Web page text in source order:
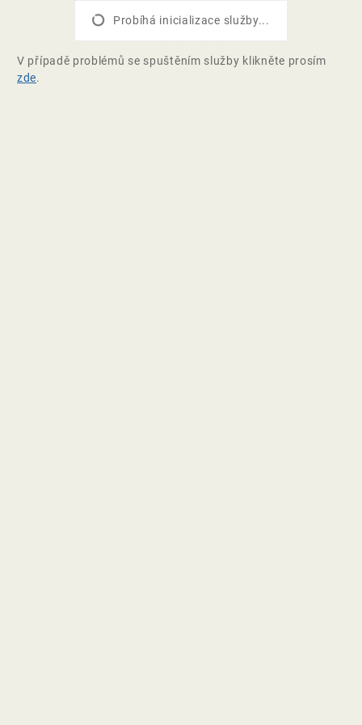
Probíhá inicializace služby...
V případě problémů se spuštěním služby klikněte prosím
zde.